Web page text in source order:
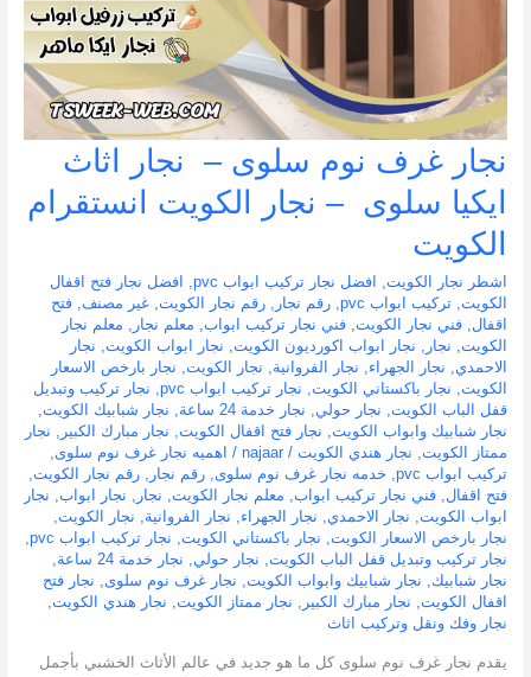
نجار غرف نوم سلوى – نجار اثاث
ايكيا سلوى – نجار الكويت انستقرام
الكويت
اشطر نجار الكويت, افضل نجار تركيب ابواب pvc ,
افضل نجار فتح اقفال
الكويت, تركيب ابواب pvc , رقم نجار رقم نجار الكويت, غير مصنف, فتح
اقفال فني نجار الكويت, فني نجار تركيب ابواب, معلم نجار
معلم نجار
الكويت, نجار نجار ابواب اكورديون الكويت, نجار ابواب الكويت, نجار
الاحمدي
نجار الجهراء نجار الفروانية نجار الكويت, نجار بارخص الاسعار
الكويت, نجار باكستاني الكويت, نجار تركيب ابواب pvc , نجار تركيب وتبديل
قفل الباب الكويت, نجار حولي نجار خدمة 24 ساعة نجار شبابيك الكويت,
نجار شبابيك وابواب الكويت, نجار فتح اقفال الكويت, نجار مبارك الكبير
نجار
ممتاز الكويت, نجار هندي الكويت/
najaar
/ اهميه نجار غرف نوم سلوى
تركيب ابواب pvc
, خدمه نجار غرف نوم سلوى رقم نجار رقم نجار الكويت,
فتح اقفال فني نجار تركيب ابواب, معلم نجار الكويت, نجار نجار ابواب, نجار
ابواب الكويت, نجار الاحمدي نجار الجهراء نجار الفروانية نجار الكويت,
نجار بارخص الاسعار الكويت, نجار باكستاني الكويت, نجار تركيب ابواب pvc
,
نجار تركيب وتبديل قفل الباب الكويت, نجار حولي نجار خدمة 24 ساعة
نجار شبابيك
نجار شبابيك وابواب الكويت, نجار غرف نوم سلوى
نجار فتح
اقفال الكويت, نجار مبارك الكبير نجار ممتاز الكويت, نجار هندي الكويت,
نجار وفك ونقل وتركيب اثاث
يقدم نجار غرف نوم سلوى كل ما هو جديد في عالم الأثاث الخشبي بأجمل